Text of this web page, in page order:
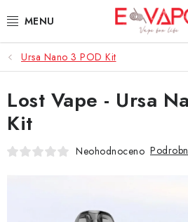
na
3D TISK
TIPY ZA DOBROU CENU
AROMATA A PŘÍCHUTĚ
Ursa Nano 3 POD Kit
Lost Vape - Ursa
Kit
Neohodnoceno